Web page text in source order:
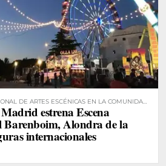
DE ARTES ESCÉNICAS EN LA COMUNIDAD
estrena Escena
Barenboim, Alondra de la
internacionales